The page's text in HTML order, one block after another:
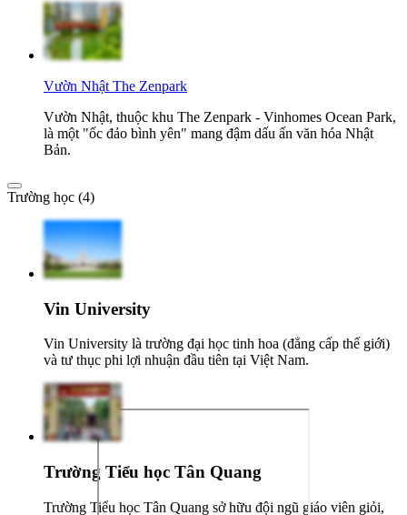
Vườn Nhật The Zenpark
Vườn Nhật, thuộc khu The Zenpark - Vinhomes Ocean Park,
là một "ốc đảo bình yên" mang đậm dấu ấn văn hóa Nhật
Bản.
Trường học (4)
Vin University
Vin University là trường đại học tinh hoa (đẳng cấp thế giới)
và tư thục phi lợi nhuận đầu tiên tại Việt Nam.
Trường Tiểu học Tân Quang
Trường Tiểu học Tân Quang sở hữu đội ngũ giáo viên giỏi,